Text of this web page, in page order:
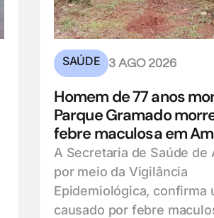
SAÚDE 3 AGO 2026
Homem de 77 anos
Parque Gramado
febre maculosa em
A Secretaria de Saúde de
por meio da Vigilância
Epidemiológica, confirma
causado por febre